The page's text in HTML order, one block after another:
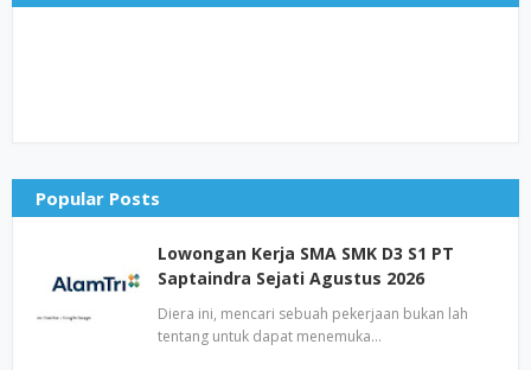
Popular Posts
Lowongan Kerja SMA SMK D3 S1 PT
Saptaindra Sejati Agustus 2026
Diera ini, mencari sebuah pekerjaan bukan lah
tentang untuk dapat menemuka…